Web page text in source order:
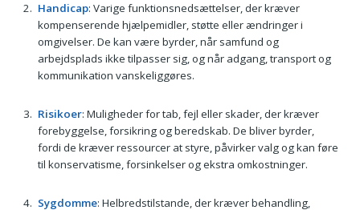
Handicap: Varige funktionsnedsættelser, der kræver
kompenserende hjælpemidler, støtte eller ændringer i
omgivelser. De kan være byrder, når samfund og
arbejdsplads ikke tilpasser sig, og når adgang, transport og
kommunikation vanskeliggøres.
Risikoer: Muligheder for tab, fejl eller skader, der kræver
forebyggelse, forsikring og beredskab. De bliver byrder,
fordi de kræver ressourcer at styre, påvirker valg og kan føre
til konservatisme, forsinkelser og ekstra omkostninger.
Sygdomme: Helbredstilstande, der kræver behandling,